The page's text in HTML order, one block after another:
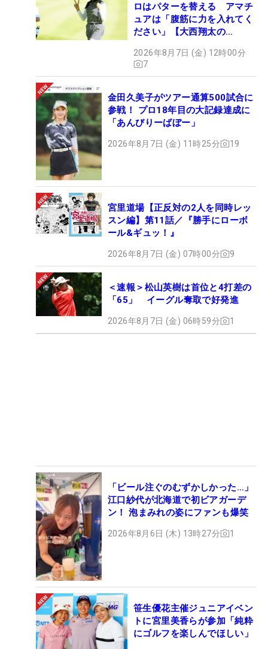
ロはパターを替える アマチ
ュアは「腹筋に力を入れてく
ださい」【大西翔太の
2026年8月7日 (金) 12時00分
7
金田久美子がツアー通算500試合に
参戦！ プロ18年目の大記録達成に
「あんびりーばぼー」
2026年8月7日 (金) 11時25分 19
宮里道場【正反対の2人を同時レッ
スン編】第11話／『勝手にローボ
ール&ギュッ！』
2026年8月7日 (金) 07時00分 9
＜速報＞松山英樹は首位と4打差の
「65」 イーグル奪取で好発進
2026年8月7日 (金) 06時59分 1
「ビール注ぐのむずかしかった…」
江口紗代が北海道で初ビアガーデ
ン！ 泡まみれの姿にファンも爆笑
2026年8月6日 (木) 13時27分 1
笹生優花主催ジュニアイベン
トに宮里美香らが参加「純粋
にゴルフを楽しんでほしい」